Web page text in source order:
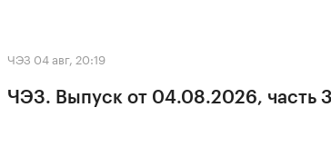
ЧЭЗ 04 авг, 20:19
ЧЭЗ. Выпуск от 04.08.2026, часть